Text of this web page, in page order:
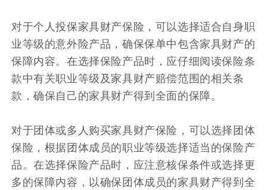
对于个人投保家具财产保险，可以选择适合自身职
业等级的意外险产品，确保保单中包含家具财产的
保障内容。在选择保险产品时，应仔细阅读保险条
款中有关职业等级及家具财产赔偿范围的相关条
款，确保自己的家具财产得到全面的保障。
对于团体或多人购买家具财产保险，可以选择团体
保险，根据团体成员的职业等级选择适当的保险产
品。在选择保险产品时，应注意核保条件或选择更
多的保障内容，以确保团体成员的家具财产得到全